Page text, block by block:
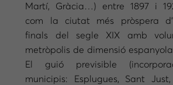
Martí, Gràcia…) entre 1897 i
com la ciutat més pròspera
finals del segle XIX amb
metròpolis de dimensió
El guió previsible
municipis: Esplugues, Sant